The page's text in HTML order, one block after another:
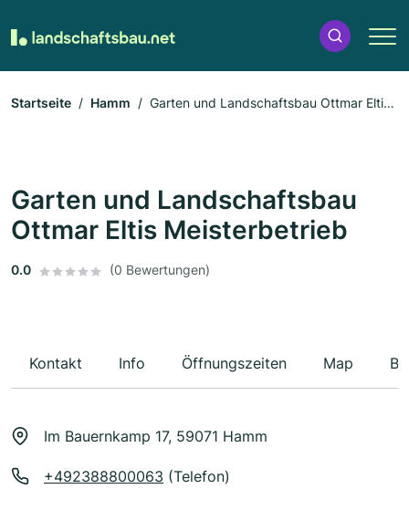
Startseite Hamm
Garten und Landschaftsbau Ottmar Eltis
Garten und Landschaftsbau
Ottmar Eltis Meisterbetrieb
0.0 (0 Bewertungen)
Kontakt Info Öffnungszeiten Map
Im Bauernkamp 17, 59071 Hamm
+492388800063 (Telefon)